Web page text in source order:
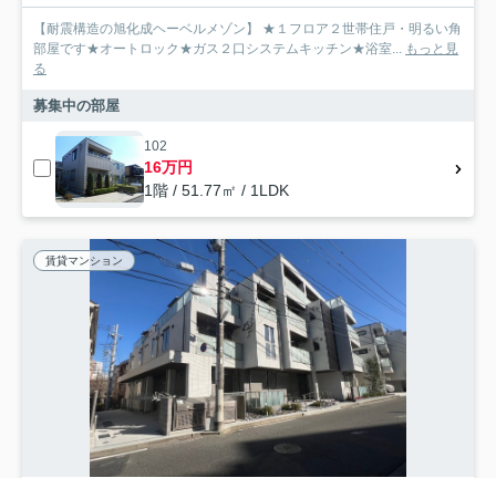
【耐震構造の旭化成ヘーベルメゾン】 ★１フロア２世帯住戸・明るい角
部屋です★オートロック★ガス２口システムキッチン★浴室... もっと見
る
募集中の部屋
102
16万円
1階 / 51.77㎡ / 1LDK
賃貸マンション